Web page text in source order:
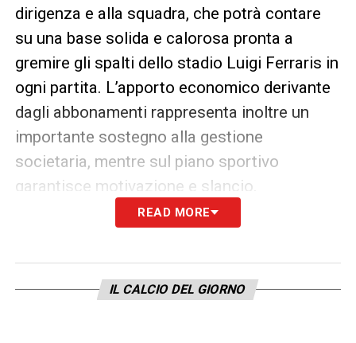
dirigenza e alla squadra, che potrà contare
su una base solida e calorosa pronta a
gremire gli spalti dello stadio Luigi Ferraris in
ogni partita. L’apporto economico derivante
dagli abbonamenti rappresenta inoltre un
importante sostegno alla gestione
societaria, mentre sul piano sportivo
garantisce motivazione e slancio.
Verso una stagione ricca di emozioni
Con un tecnico esperto, laSampdoriapunta
a consolidare il proprio progetto tecnico e a
READ MORE
IL CALCIO DEL GIORNO